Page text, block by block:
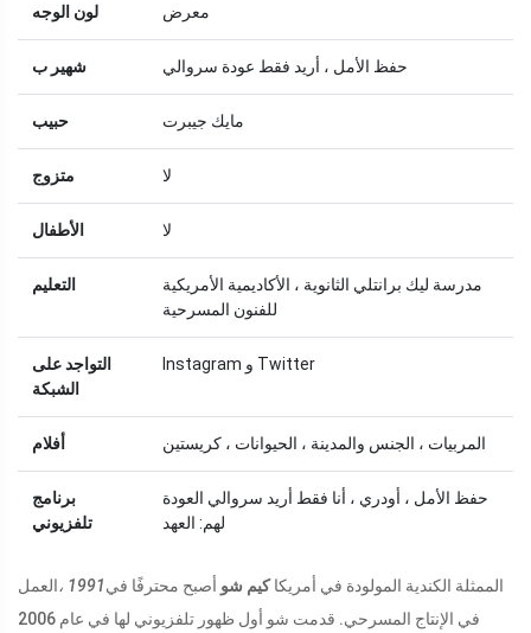
لون الوجه معرض
شهير ب حفظ الأمل ، أريد فقط عودة سروالي
حبيب مايك جيبرت
متزوج لا
الأطفال لا
التعليم
مدرسة ليك برانتلي الثانوية ، الأكاديمية الأمريكية
للفنون المسرحية
التواجد على
الشبكة
Instagram و Twitter
أفلام المربيات ، الجنس والمدينة ، الحيوانات ، كريستين
برنامج
تلفزيوني
حفظ الأمل ، أودري ، أنا فقط أريد سروالي العودة
لهم: العهد
الممثلة الكندية المولودة في أمريكاكيم شو أصبح محترفًا في1991 ،
العمل
في الإنتاج المسرحي. قدمت شو أول ظهور تلفزيوني لها في عام 2006